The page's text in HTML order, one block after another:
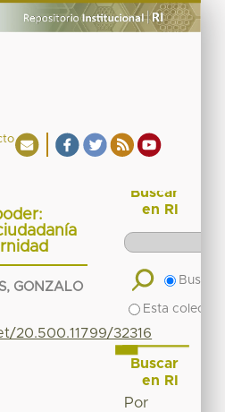
GONZALO
20.500.11799/32316
Buscar
en RI
Buscar
Esta
Buscar
en RI
Por